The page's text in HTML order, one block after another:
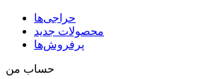
حراجی‌ها
محصولات جدید
پرفروش‌ها
حساب من